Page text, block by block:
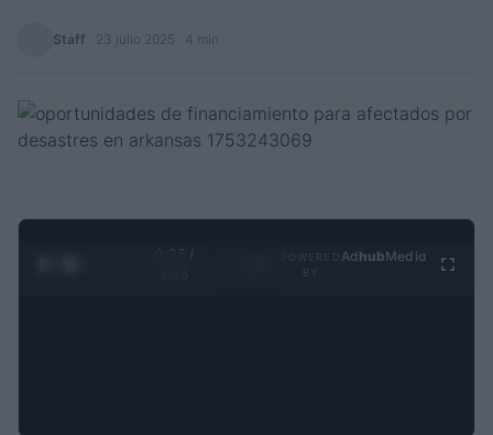
Staff 23 julio 2025 · 4 min
0:24 /
Ad hubMedia